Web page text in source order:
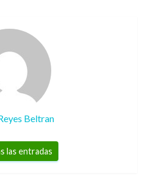
Beltran
las entradas